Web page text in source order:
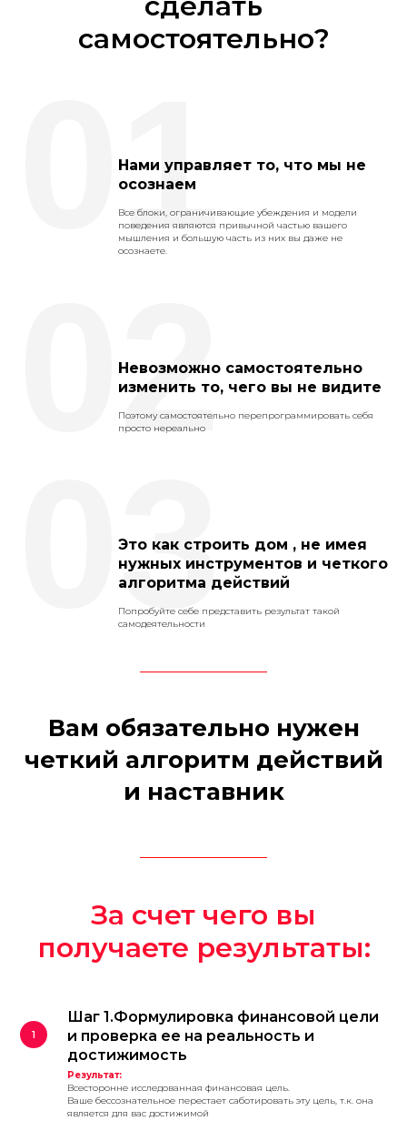
самостоятельно?
Нами управляет то, что мы не
осознаем
Все блоки, ограничивающие убеждения и модели
поведения являются привычной частью вашего
мышления и большую часть из них вы даже не
осознаете.
01
Невозможно самостоятельно
изменить то, чего вы не видите
Поэтому самостоятельно перепрограммировать себя
просто нереально
02
Это как строить дом , не имея
нужных инструментов и четкого
алгоритма действий
Попробуйте себе представить результат такой
самодеятельности
03
Вам обязательно нужен
четкии ̆ алгоритм действии
и наставник
За счет чего вы
получаете результаты:
Шаг 1.Формулировка финансовой цели
и проверка ее на реальность и
достижимость
Результат:
Всесторонне исследованная финансовая цель.
Ваше бессознательное перестает саботировать эту цель, т.к. она
является для вас достижимой